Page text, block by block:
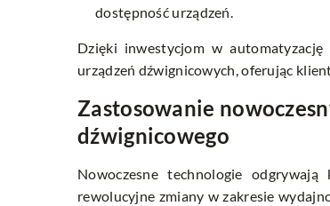
dostępność urządzeń.
Dzięki inwestycjom w automatyzację
urządzeń dźwignicowych, oferując
Zastosowanie
dźwignicowego
Nowoczesne technologie
rewolucyjne zmiany w zakresie